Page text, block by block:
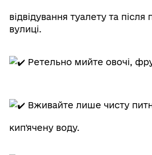
відвідування туалету та
вулиці.
Ретельно мийте овочі,
Вживайте лише чисту
кип'ячену воду.